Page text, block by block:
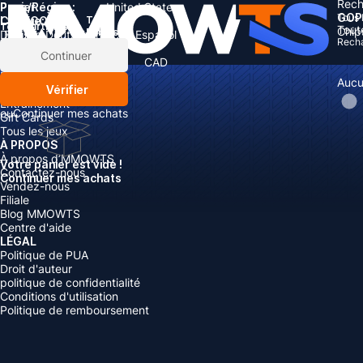
Tous
Pays/Région :
United States
Langue:
English Deutsch FrançaisEspañol
EUR
CAD
AUD
Panier
Total articles
Total:
Rabais: -
Continuer
Vérifier
ouContinuer mes achats
Votre panier est vide !
Continuer mes achats
CATÉGORIES
Devise
Boosting
Recharger
Comptes
Entraînement
Gift Cards
Tous les jeux
À PROPOS
À propos d’MMOWTS
Contactez-nous
Vendez-nous
Filiale
Blog MMOWTS
Centre d'aide
LÉGAL
Politique de PUA
Droit d'auteur
politique de confidentialité
Conditions d'utilisation
Politique de remboursement